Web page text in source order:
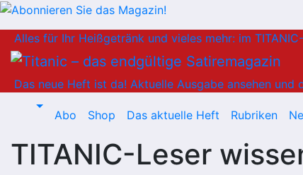
Inhalt
springen
Alles für Ihr Heißgetränk und vieles mehr: im
Das neue Heft ist da! Aktuelle Ausgabe ansehen
Abo Shop Das aktuelle Heft Rubriken
TITANIC-Leser